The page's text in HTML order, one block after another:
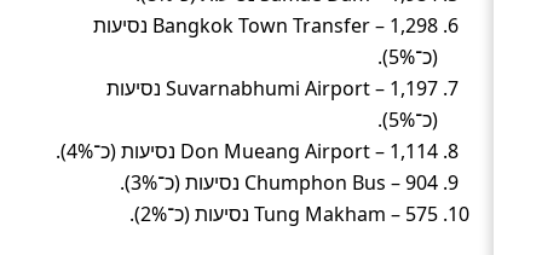
Bangkok Town Transfer – 1,298 נסיעות
(כ־5%).
Suvarnabhumi Airport – 1,197 נסיעות
(כ־5%).
Don Mueang Airport – 1,114 נסיעות (כ־4%).
Chumphon Bus – 904 נסיעות (כ־3%).
Tung Makham – 575 נסיעות (כ־2%).